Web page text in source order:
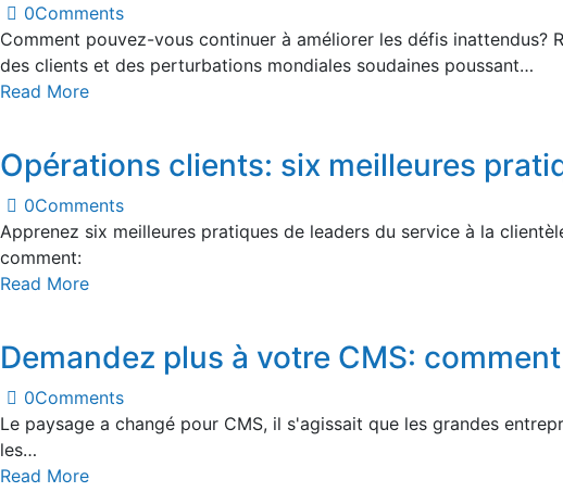
0Comments
Comment pouvez-vous continuer à améliorer les défis
des clients et des perturbations mondiales soudaines poussant…
Read More
Opérations clients: six meilleures
0Comments
Apprenez six meilleures pratiques de leaders du service à la
comment:
Read More
Demandez plus à votre CMS:
0Comments
Le paysage a changé pour CMS, il s'agissait que les grandes
les…
Read More